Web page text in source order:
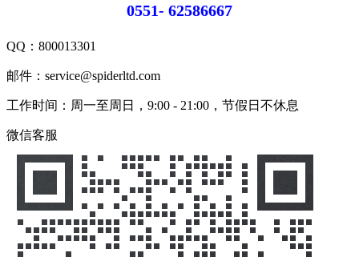
0551- 62586667
QQ： 800013301
邮件：service@spiderltd.com
工作时间：周一至周日，9:00 - 21:00，节假日不休息
微信客服